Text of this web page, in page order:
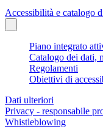
Accessibilità e catalogo
Piano integrato
Catalogo dei dati,
Regolamenti
Obiettivi di
Dati ulteriori
Privacy - responsabile
Whistleblowing